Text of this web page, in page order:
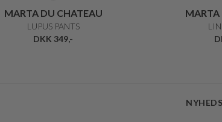
MARTA DU CHATEAU
LUPUS PANTS
DKK 349,-
MARTA